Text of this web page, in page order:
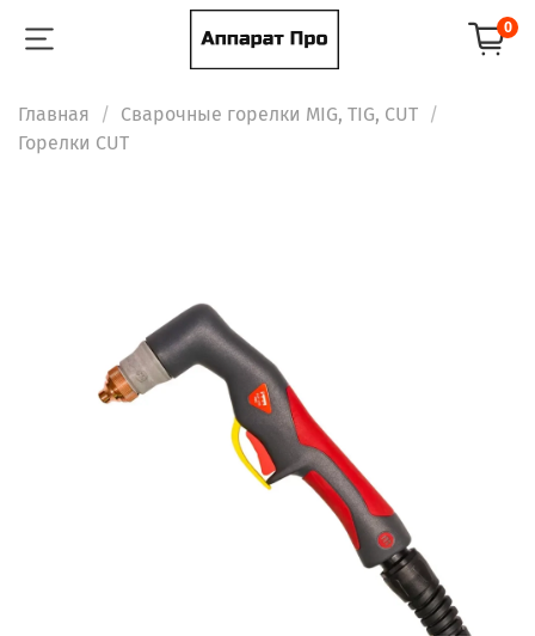
0
Главная
Сварочные горелки MIG, TIG, CUT
Горелки CUT